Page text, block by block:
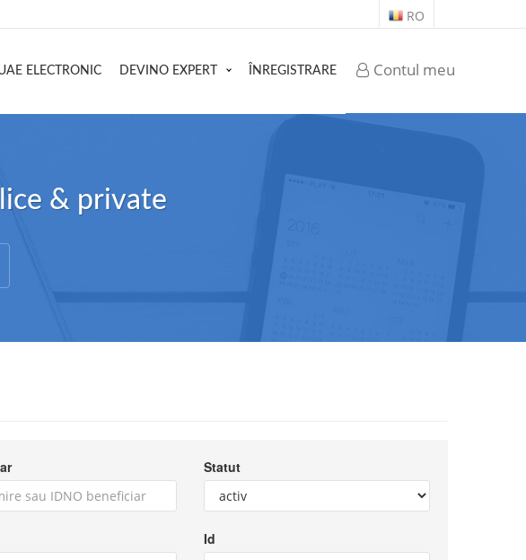
RO
Contul meu
ELECTRONIC DEVINO EXPERT ÎNREGISTRARE
& private
Statut
Id